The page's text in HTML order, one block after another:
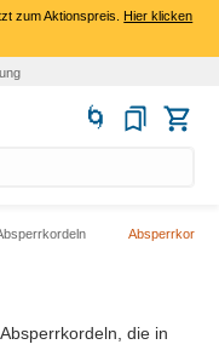
zum Aktionspreis.Hier klicken
Absperrkordeln
die in